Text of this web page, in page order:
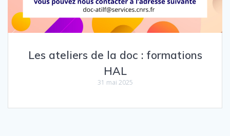
Les ateliers de la doc : formations
HAL
31 mai 2025